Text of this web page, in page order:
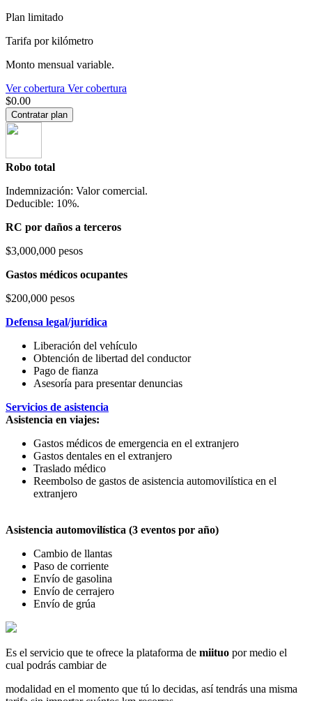
Plan limitado
Tarifa por kilómetro
Monto mensual variable.
Ver cobertura Ver cobertura
$0.00
Contratar plan
Robo total
Indemnización: Valor comercial.
Deducible: 10%.
RC por daños a terceros
$3,000,000 pesos
Gastos médicos ocupantes
$200,000 pesos
Defensa legal/jurídica
Liberación del vehículo
Obtención de libertad del conductor
Pago de fianza
Asesoría para presentar denuncias
Servicios de asistencia
Asistencia en viajes:
Gastos médicos de emergencia en el extranjero
Gastos dentales en el extranjero
Traslado médico
Reembolso de gastos de asistencia automovilística en el
extranjero
Asistencia automovilística (3 eventos por año)
Cambio de llantas
Paso de corriente
Envío de gasolina
Envío de cerrajero
Envío de grúa
Es el servicio que te ofrece la plataforma de miituo por medio el
cual podrás cambiar de
modalidad en el momento que tú lo decidas, así tendrás una misma